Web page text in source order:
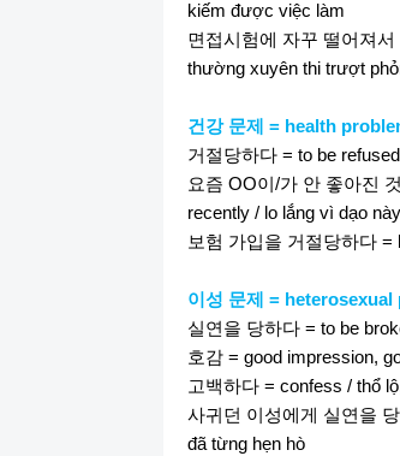
kiếm được việc làm
면접시험에
자꾸 떨어져서
thường xuyên thi trượt
건강 문제
= health
거절당하다= to be
요즘 OO이 /가 안 좋아진 것
recently / lo lắng vì dạo
보험 가입을 거절당하다=
이성 문제
= heterosexual
실연을 당하다= to be
호감= good impression,
고백하다= confess / thổ
사귀던 이성에게 실연을
đã từng hẹn hò